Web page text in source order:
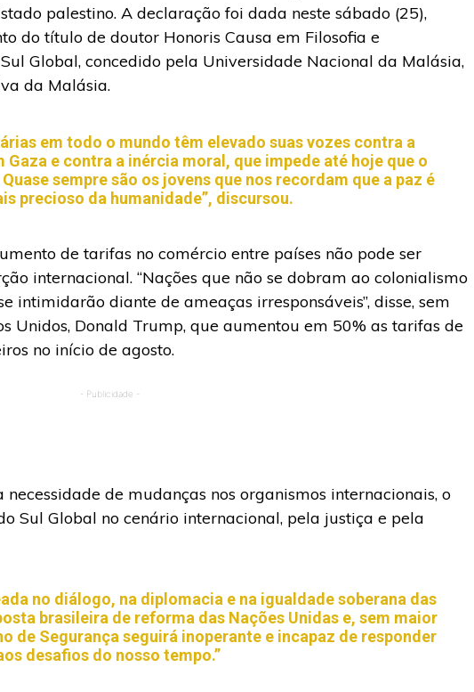
palestino. A declaração foi dada neste sábado (25),
do título de doutor Honoris Causa em Filosofia e
Global, concedido pela Universidade Nacional da Malásia,
da Malásia.
em todo o mundo têm elevado suas vozes contra a
e contra a inércia moral, que impede até hoje que o
sempre são os jovens que nos recordam que a paz é
precioso da humanidade”, discursou.
de tarifas no comércio entre países não pode ser
internacional. “Nações que não se dobram ao colonialismo
intimidarão diante de ameaças irresponsáveis”, disse, sem
Unidos, Donald Trump, que aumentou em 50% as tarifas de
no início de agosto.
- Publicidade -
de mudanças nos organismos internacionais, o
Sul Global no cenário internacional, pela justiça e pela
no diálogo, na diplomacia e na igualdade soberana das
brasileira de reforma das Nações Unidas e, sem maior
de Segurança seguirá inoperante e incapaz de responder
desafios do nosso tempo.”